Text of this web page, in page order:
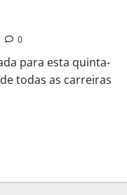
0
para esta quinta-
todas as carreiras